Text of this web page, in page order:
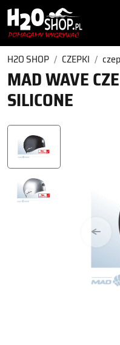
H2O SHOP CZEPKI
MAD WAVE
SILICONE